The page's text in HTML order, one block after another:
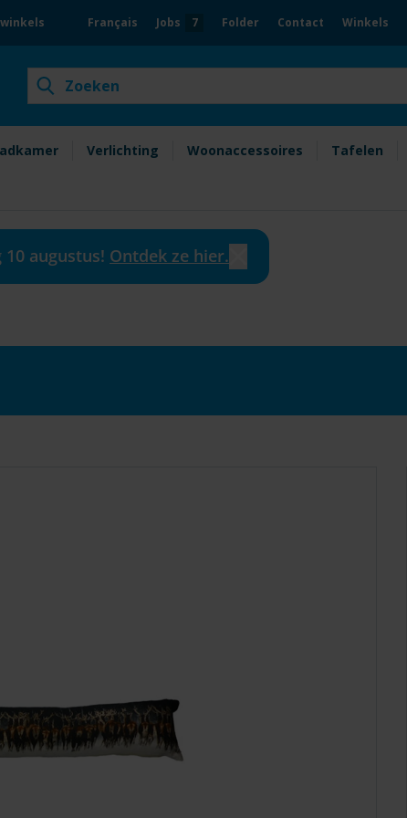
4,5/5 ★ volgens 30.000+
klanten
Français Jobs 7 Folder Contact Winkels
Zoek
Verlichting Woonaccessoires Tafelen
augustus! Ontdek ze hier.